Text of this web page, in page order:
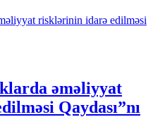
əməliyyat
Qaydası”nı